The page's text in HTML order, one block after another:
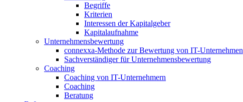
Begriffe
Kriterien
Interessen der Kapitalgeber
Kapitalaufnahme
Unternehmensbewertung
connexxa-Methode zur Bewertung von IT-Unternehmen
Sachverständiger für Unternehmensbewertung
Coaching
Coaching von IT-Unternehmern
Coaching
Beratung